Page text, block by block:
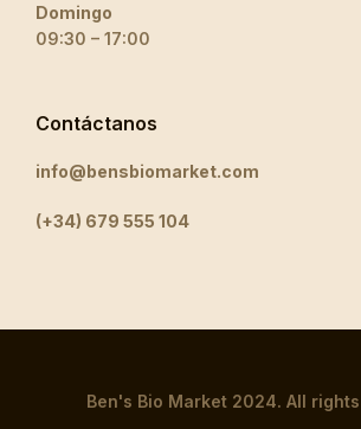
Domingo
09:30 – 17:00
Contáctanos
info@bensbiomarket.com
(+34) 679 555 104
Ben's Bio Market 2024. All